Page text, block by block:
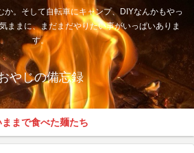
か。そして自転車にキャンプ、DIYなんかもやっ
ままに、まだまだやりたい事がいっぱいありま
す。
やじの備忘録
ままで食べた麺たち